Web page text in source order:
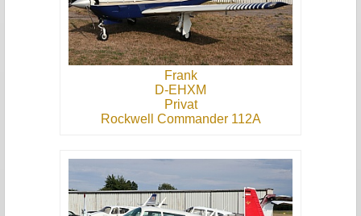
Frank
D-EHXM
Privat
Rockwell Commander 112A